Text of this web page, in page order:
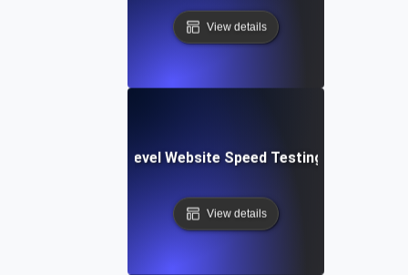
View details
Enterprise-Level Website Speed Testing &
View details